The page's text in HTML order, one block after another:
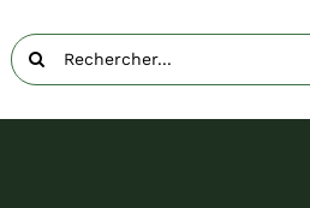
Rechercher: